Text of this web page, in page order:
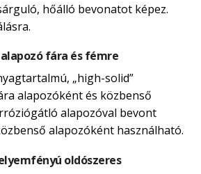
hőálló bevonatot képez.
fára és fémre
„high-solid”
alapozóként és közbenső
alapozóval bevont
alapozóként használható.
oldószeres